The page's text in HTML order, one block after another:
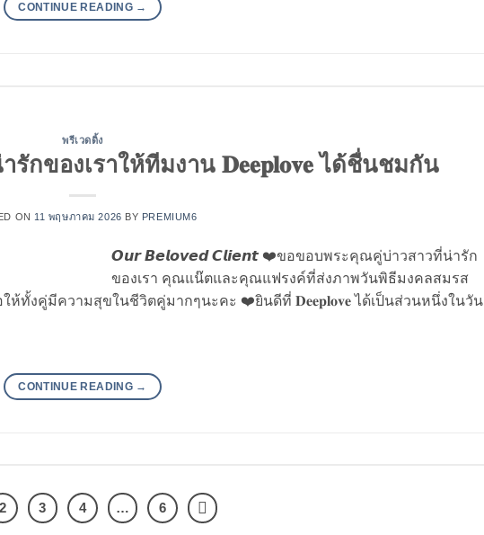
CONTINUE READING →
พรีเวดดิ้ง
กของเราให้ทีมงาน 𝐃𝐞𝐞𝐩𝐥𝐨𝐯𝐞 ได้ชื่นชมกัน
ON 11 พฤษภาคม 2026 BY PREMIUM6
𝙊𝙪𝙧 𝘽𝙚𝙡𝙤𝙫𝙚𝙙 𝘾𝙡𝙞𝙚𝙣𝙩 ❤️ขอขอบพระคุณคู่บ่าวสาวที่น่ารัก
ของเรา คุณแน๊ตและคุณแฟรงค์ที่ส่งภาพวันพิธีมงคลสมรส
ห้ทั้งคู่มีความสุขในชีวิตคู่มากๆนะคะ ❤️ยินดีที่ 𝐃𝐞𝐞𝐩𝐥𝐨𝐯𝐞 ได้เป็นส่วนหนึ่งในวัน
CONTINUE READING →
2 3 4 … 6